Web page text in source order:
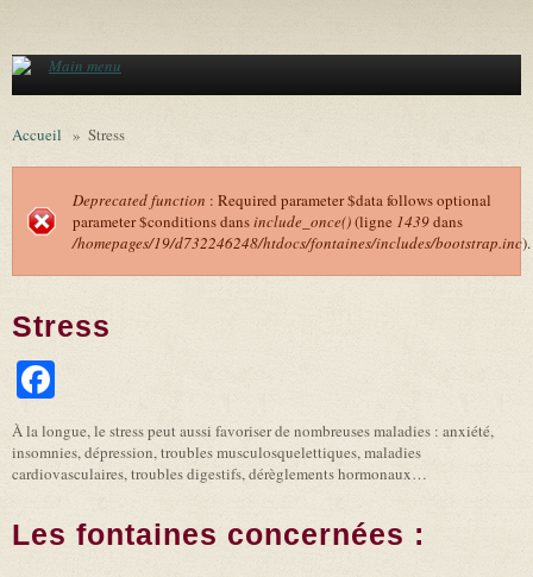
Main menu
Accueil » Stress
Message d'erreur
Deprecated function : Required parameter $data follows optional
parameter $conditions dansinclude_once()(ligne 1439dans
/homepages/19/d732246248/htdocs/fontaines/includes/bootstrap.inc).
Stress
À la longue, le stress peut aussi favoriser de nombreuses maladies : anxiété,
insomnies, dépression, troubles musculosquelettiques, maladies
cardiovasculaires, troubles digestifs, dérèglements hormonaux…
Les fontaines concernées :